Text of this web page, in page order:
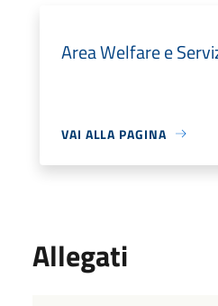
Area Welfare e
VAI ALLA PAGINA
Allegati